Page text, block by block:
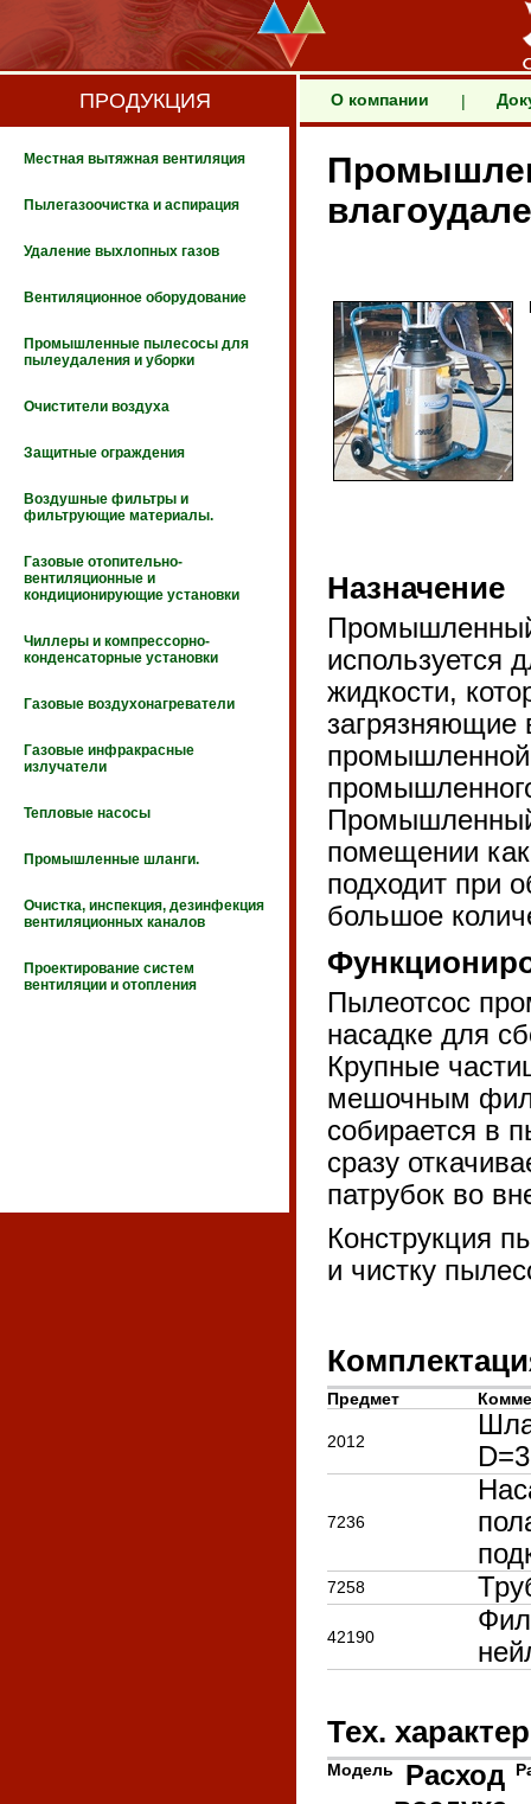
ПРОДУКЦИЯ
Местная вытяжная вентиляция
Пылегазоочистка и аспирация
Удаление выхлопных газов
Вентиляционное оборудование
Промышленные пылесосы для
пылеудаления и уборки
Очистители воздуха
Защитные ограждения
Воздушные фильтры и
фильтрующие материалы.
Газовые отопительно-
вентиляционные и
кондиционирующие установки
Чиллеры и компрессорно-
конденсаторные установки
Газовые воздухонагреватели
Газовые инфракрасные
излучатели
Тепловые насосы
Промышленные шланги.
Очистка, инспекция, дезинфекция
вентиляционных каналов
Проектирование систем
вентиляции и отопления
О компании |
Назначение
используется
жидкости,
загрязняющие
Промышленный
помещении
подходит при
большое
Пылеотсос
насадке для
Крупные
мешочным
собирается в
сразу
патрубок во
Конструкция
и чистку
Предмет
2012
7236
7258
42190
Тех.
Модель
Расход